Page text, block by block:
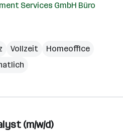
Services GmbH Büro
Vollzeit
Homeoffice
(m/w/d)